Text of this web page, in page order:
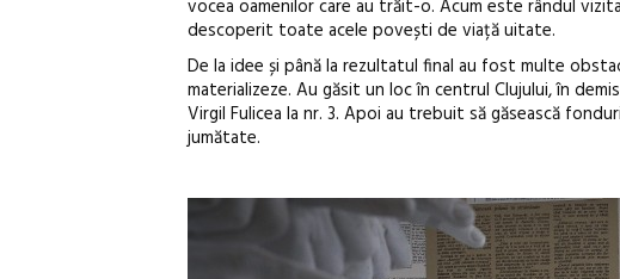
vocea oamenilor care au trăit-o. Acum este rândul
descoperit toate acele povești de viață uitate.
De la idee și până la rezultatul final au fost multe
materializeze. Au găsit un loc în centrul Clujului, în
Virgil Fulicea la nr. 3. Apoi au trebuit să găsească
jumătate.